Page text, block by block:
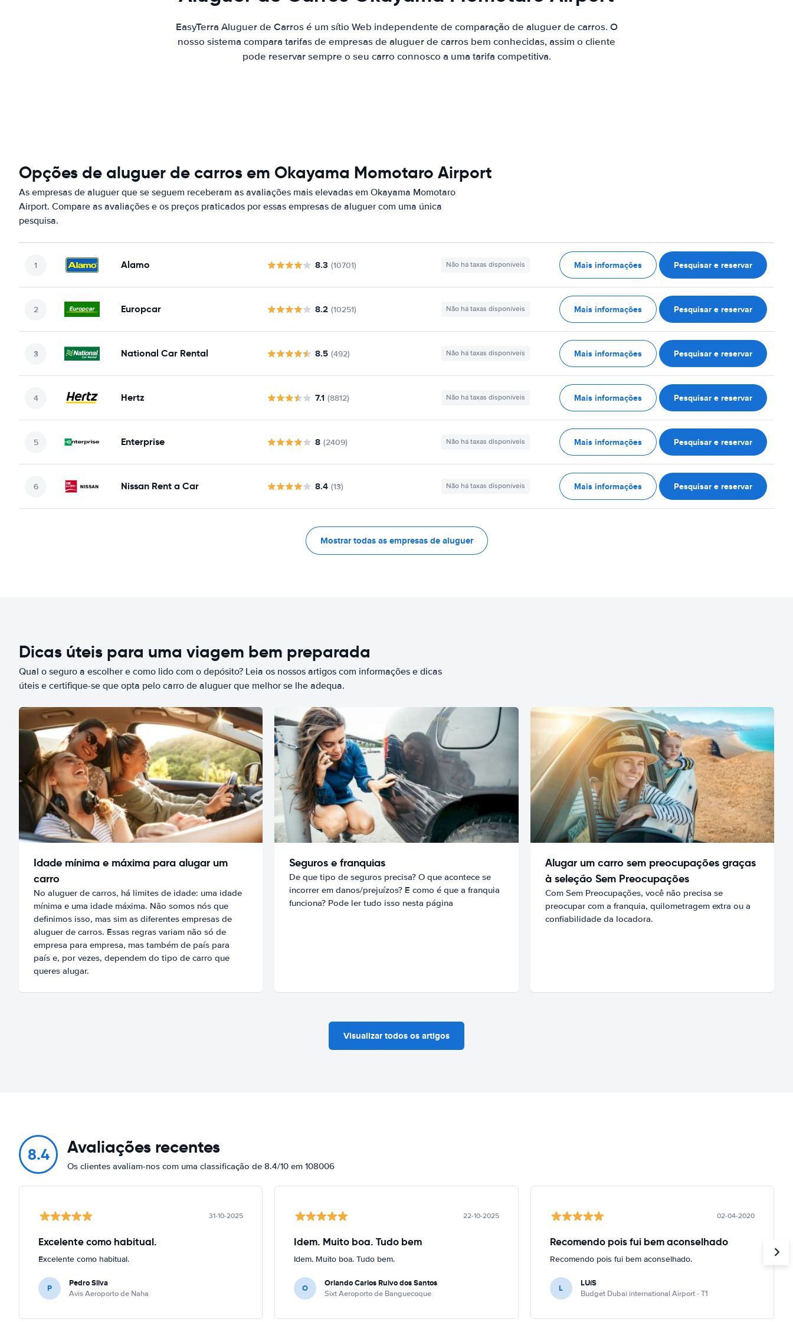
EasyTerra Aluguer de Carros é um sítio Web independente de comparação de aluguer de carros. O
nosso sistema compara tarifas de empresas de aluguer de carros bem conhecidas, assim o cliente
pode reservar sempre o seu carro connosco a uma tarifa competitiva.
Opções de aluguer de carros em Okayama Momotaro Airport
As empresas de aluguer que se seguem receberam as avaliações mais elevadas em Okayama Momotaro
Airport. Compare as avaliações e os preços praticados por essas empresas de aluguer com uma única
pesquisa.
Alamo 8.3 (10701) Não há taxas disponíveis Mais informações Pesquisar e reservar
Europcar 8.2 (10251) Não há taxas disponíveis Mais informações Pesquisar e reservar
National Car Rental 8.5 (492) Não há taxas disponíveis Mais informações Pesquisar e reservar
Hertz 7.1 (8812) Não há taxas disponíveis Mais informações Pesquisar e reservar
Enterprise 8 (2409) Não há taxas disponíveis Mais informações Pesquisar e reservar
Nissan Rent a Car 8.4 (13) Não há taxas disponíveis Mais informações Pesquisar e reservar
Mostrar todas as empresas de aluguer
Dicas úteis para uma viagem bem preparada
Qual o seguro a escolher e como lido com o depósito? Leia os nossos artigos com informações e dicas
úteis e certifique-se que opta pelo carro de aluguer que melhor se lhe adequa.
Idade mínima e máxima para alugar um
carro
No aluguer de carros, há limites de idade: uma idade
mínima e uma idade máxima. Não somos nós que
definimos isso, mas sim as diferentes empresas de
aluguer de carros. Essas regras variam não só de
empresa para empresa, mas também de país para
país e, por vezes, dependem do tipo de carro que
queres alugar.
Seguros e franquias
De que tipo de seguros precisa? O que acontece se
incorrer em danos/prejuízos? E como é que a franquia
funciona? Pode ler tudo isso nesta página
Alugar um carro sem preocupações graças
à seleção Sem Preocupações
Com Sem Preocupações, você não precisa se
preocupar com a franquia, quilometragem extra ou a
confiabilidade da locadora.
Visualizar todos os artigos
8.4 Avaliações recentes
Os clientes avaliam-nos com uma classificação de 8.4/10 em 108006
31-10-2025
Excelente como habitual.
Excelente como habitual.
P Pedro Silva
Avis Aeroporto de Naha
22-10-2025
Idem. Muito boa. Tudo bem
Idem. Muito boa. Tudo bem.
O Orlando Carlos Ruivo dos Santos
Sixt Aeroporto de Banguecoque
02-04-2020
Recomendo pois fui bem aconselhado
Recomendo pois fui bem aconselhado.
L LUíS
Budget Dubai international Airport - T1